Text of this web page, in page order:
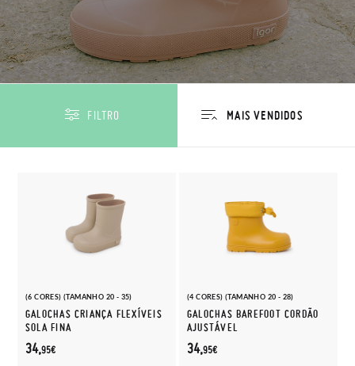
FILTRO
(6 CORES) (TAMANHO 20 - 35)
GALOCHAS CRIANÇA FLEXÍVEIS
SOLA FINA
34,95€
(4 CORES) (TAMANHO 20 - 28)
GALOCHAS BAREFOOT CORDÃO
AJUSTÁVEL
34,95€